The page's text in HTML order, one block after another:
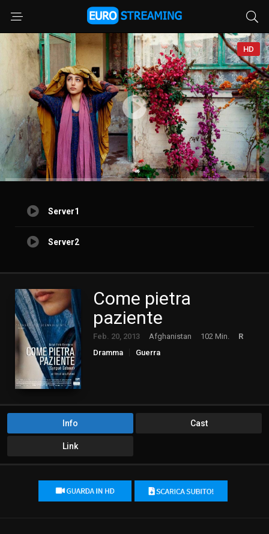
HD
Server1
Server2
Come pietra
paziente
Feb. 20, 2013 Afghanistan 102 Min.
R
Dramma
Guerra
Info Cast
Link